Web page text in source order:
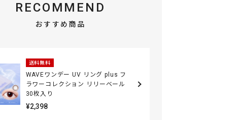
RECOMMEND
おすすめ商品
送料無料
WAVEワンデー UV リング plus フ
ラワーコレクション リリーベール
30枚入り
¥2,398